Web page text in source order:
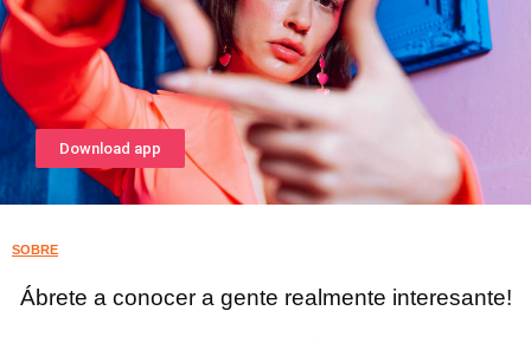
Download app
SOBRE
Ábrete a conocer a gente realmente interesante!